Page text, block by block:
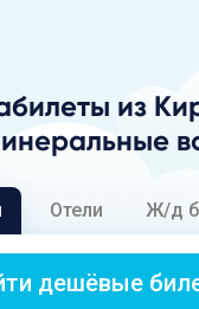
из
Отели Ж/д
дешёвые